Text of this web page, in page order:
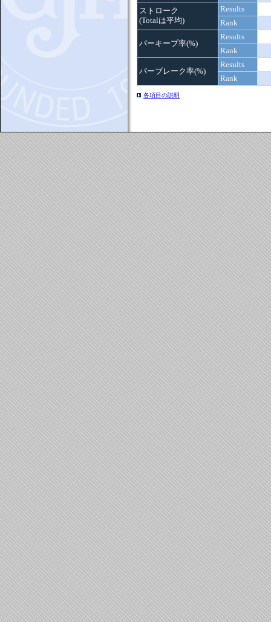
ストローク
(Totalは平均)
Results
Rank
パーキープ率(%)
Results
Rank
パーブレーク率(%)
Results
Rank
各項目の説明